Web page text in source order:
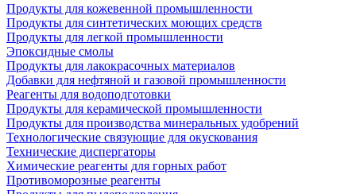
Продукты для кожевенной промышленности
Продукты для синтетических моющих средств
Продукты для легкой промышленности
Эпоксидные смолы
Продукты для лакокрасочных материалов
Добавки для нефтяной и газовой промышленности
Реагенты для водоподготовки
Продукты для керамической промышленности
Продукты для производства минеральных удобрений
Технологические связующие для окускования
Технические диспергаторы
Химические реагенты для горных работ
Противоморозные реагенты